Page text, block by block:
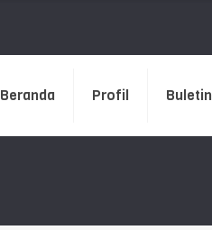
Beranda Profil Buletin